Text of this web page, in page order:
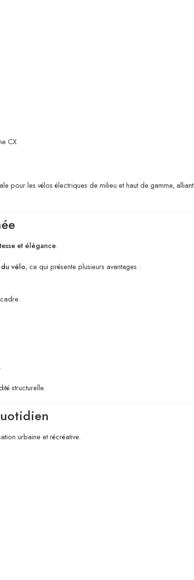
CX
pour les vélos électriques de milieu et haut de gamme, alliant
et élégance.
vélo, ce qui présente plusieurs avantages :
structurelle.
urbaine et récréative.